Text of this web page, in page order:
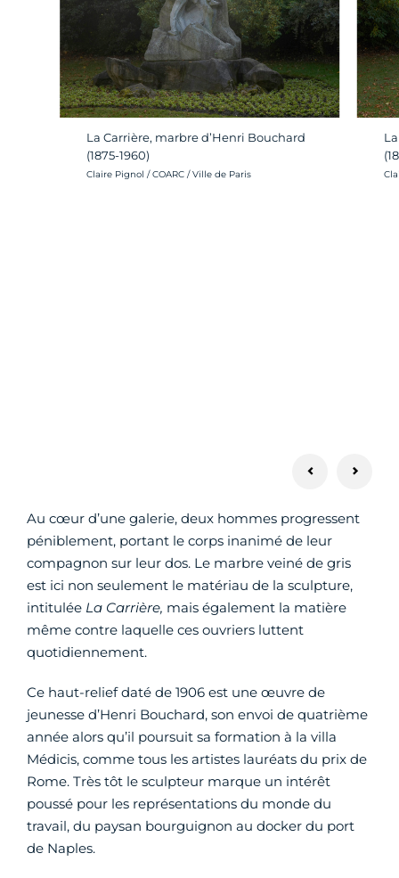
La Carrière, marbre d’Henri Bouchard
(1875-1960)
Crédit photo :
Claire Pignol / COARC / Ville de Paris
Au cœur d’une galerie, deux hommes progressent
péniblement, portant le corps inanimé de leur
compagnon sur leur dos. Le marbre veiné de gris
est ici non seulement le matériau de la sculpture,
intitulée La Carrière, mais également la matière
même contre laquelle ces ouvriers luttent
quotidiennement.
Ce haut-relief daté de 1906 est une œuvre de
jeunesse d’Henri Bouchard, son envoi de quatrième
année alors qu’il poursuit sa formation à la villa
Médicis, comme tous les artistes lauréats du prix de
Rome. Très tôt le sculpteur marque un intérêt
poussé pour les représentations du monde du
travail, du paysan bourguignon au docker du port
de Naples.